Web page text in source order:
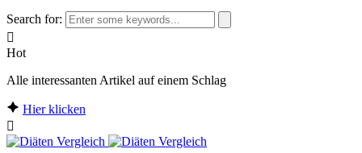
Search for:
Hot
Alle interessanten Artikel auf einem Schlag
Hier klicken